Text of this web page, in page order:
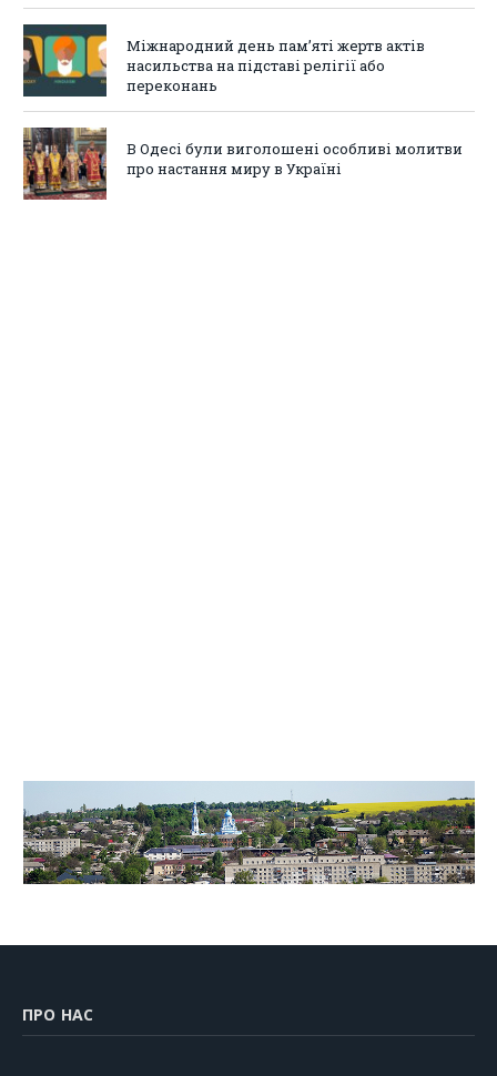
Міжнародний день пам’яті жертв актів
насильства на підставі релігії або
переконань
В Одесі були виголошені особливі молитви
про настання миру в Україні
ПРО НАС